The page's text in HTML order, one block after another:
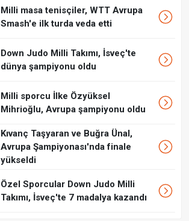
Milli masa tenisçiler, WTT Avrupa
Smash'e ilk turda veda etti
Down Judo Milli Takımı, İsveç'te
dünya şampiyonu oldu
Milli sporcu İlke Özyüksel
Mihrioğlu, Avrupa şampiyonu oldu
Kıvanç Taşyaran ve Buğra Ünal,
Avrupa Şampiyonası'nda finale
yükseldi
Özel Sporcular Down Judo Milli
Takımı, İsveç'te 7 madalya kazandı